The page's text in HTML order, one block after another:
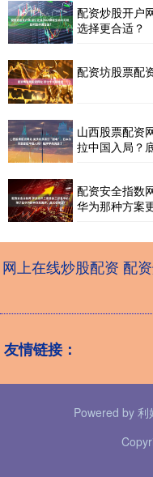
配资炒股开户
选择更合适？
配资坊股票配
山西股票配资
拉中国入局？
配资安全指数
华为那种方案
网上在线炒股配资 配
友情链接：
Powered by 利